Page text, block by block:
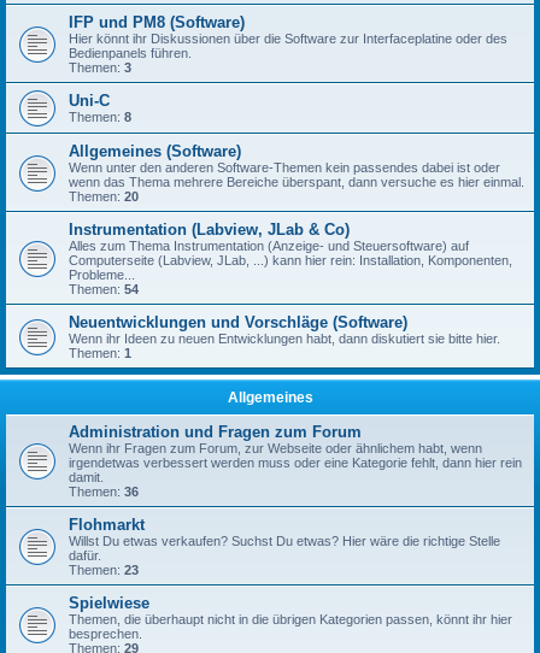
IFP und PM8 (Software)
Hier könnt ihr Diskussionen über die Software zur Interfaceplatine oder des
Bedienpanels führen.
Themen: 3
Uni-C
Themen: 8
Allgemeines (Software)
Wenn unter den anderen Software-Themen kein passendes dabei ist oder
wenn das Thema mehrere Bereiche überspant, dann versuche es hier einmal.
Themen: 20
Instrumentation (Labview, JLab & Co)
Alles zum Thema Instrumentation (Anzeige- und Steuersoftware) auf
Computerseite (Labview, JLab, ...) kann hier rein: Installation, Komponenten,
Probleme...
Themen: 54
Neuentwicklungen und Vorschläge (Software)
Wenn ihr Ideen zu neuen Entwicklungen habt, dann diskutiert sie bitte hier.
Themen: 1
Allgemeines
Administration und Fragen zum Forum
Wenn ihr Fragen zum Forum, zur Webseite oder ähnlichem habt, wenn
irgendetwas verbessert werden muss oder eine Kategorie fehlt, dann hier rein
damit.
Themen: 36
Flohmarkt
Willst Du etwas verkaufen? Suchst Du etwas? Hier wäre die richtige Stelle
dafür.
Themen: 23
Spielwiese
Themen, die überhaupt nicht in die übrigen Kategorien passen, könnt ihr hier
besprechen.
Themen: 29